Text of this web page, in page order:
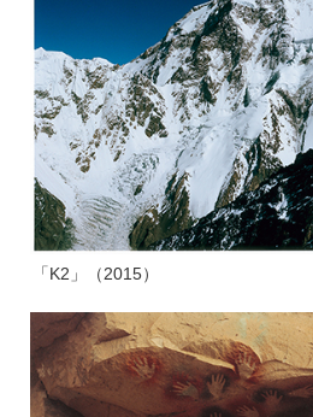
「K2」（2015）